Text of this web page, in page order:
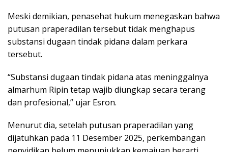
Meski demikian, penasehat hukum menegaskan bahwa
putusan praperadilan tersebut tidak menghapus
substansi dugaan tindak pidana dalam perkara
tersebut.
“Substansi dugaan tindak pidana atas meninggalnya
almarhum Ripin tetap wajib diungkap secara terang
dan profesional,” ujar Esron.
Menurut dia, setelah putusan praperadilan yang
dijatuhkan pada 11 Desember 2025, perkembangan